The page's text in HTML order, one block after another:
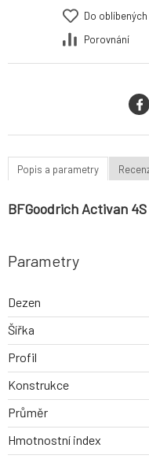
Do oblíbených
Porovnání
Popis a parametry
BFGoodrich Activan 4S
Parametry
Dezen
Šířka
Profil
Konstrukce
Průměr
Hmotnostní index